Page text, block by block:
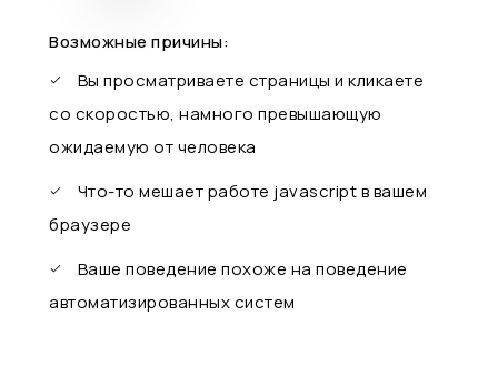
Возможные причины:
Вы просматриваете страницы и кликаете
со скоростью, намного превышающую
ожидаемую от человека
Что-то мешает работе javascript в вашем
браузере
Ваше поведение похоже на поведение
автоматизированных систем